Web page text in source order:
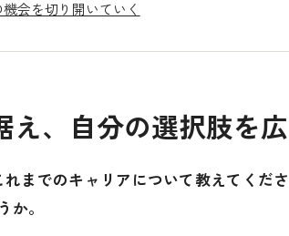
会を切り開いていく
え、自分の選択肢を
までのキャリアについて教えてくだ
か。